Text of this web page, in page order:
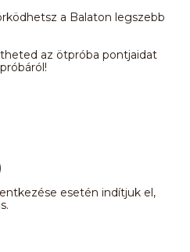
a Balaton legszebb
az ötpróba pontjaidat
esetén indítjuk el,